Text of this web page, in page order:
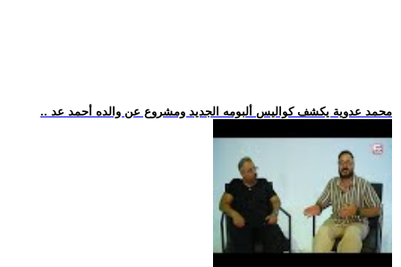
.. محمد عدوية يكشف كواليس ألبومه الجديد ومشروع عن والده أحمد عد